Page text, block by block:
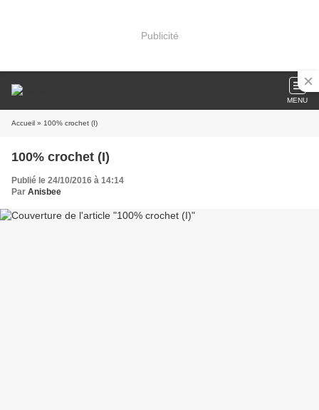
Publicité
MENU
Accueil » 100% crochet (I)
100% crochet (I)
Publié le 24/10/2016 à 14:14
Par Anisbee